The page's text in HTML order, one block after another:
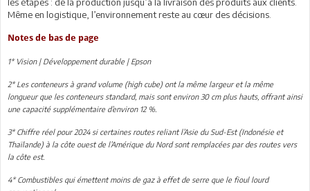
les étapes : de la production jusqu’à la livraison des produits aux clients.
Même en logistique, l’environnement reste au cœur des décisions.
Notes de bas de page
1* Vision | Développement durable | Epson
2* Les conteneurs à grand volume (high cube) ont la même largeur et la même
longueur que les conteneurs standard, mais sont environ 30 cm plus hauts, offrant ainsi
une capacité supplémentaire d’environ 12 %.
3* Chiffre réel pour 2024 si certaines routes reliant l’Asie du Sud-Est (Indonésie et
Thaïlande) à la côte ouest de l’Amérique du Nord sont remplacées par des routes vers
la côte est.
4* Combustibles qui émettent moins de gaz à effet de serre que le fioul lourd